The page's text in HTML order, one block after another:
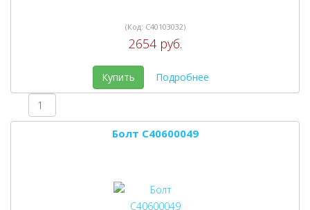
(Код: C40103032)
2654 руб.
Купить Подробнее
Болт C40600049